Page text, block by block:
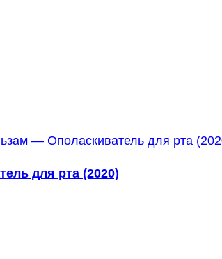
для рта (2020)